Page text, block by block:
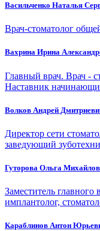
Васильченко Наталья
Врач-стоматолог
Вахрина Ирина
Главный врач. Врач -
Наставник
Волков Андрей
Директор сети
заведующий
Гуторова Ольга
Заместитель главного
имплантолог,
Караблинов Антон